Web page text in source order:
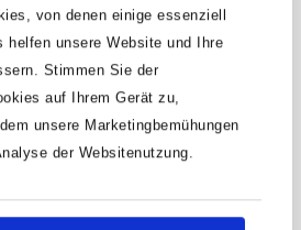
von denen einige essenziell
helfen unsere Website und Ihre
Stimmen Sie der
auf Ihrem Gerät zu,
unsere Marketingbemühungen
der Websitenutzung.
Angebote
verpassen!
sichern!
Laufenden mit unserem
frühzeitig. Sichere dir
15€ Gutschein* für deinen